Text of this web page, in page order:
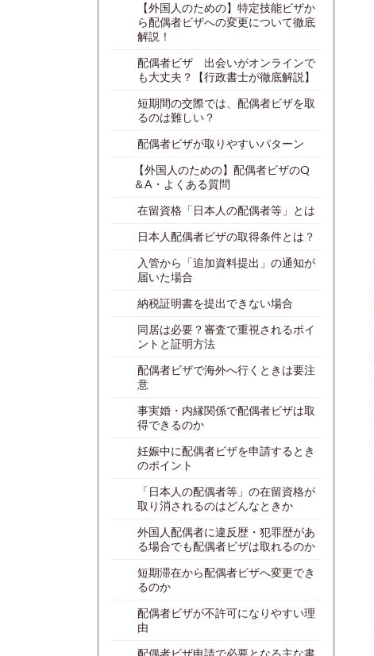
【外国人のための】特定技能ビザか
ら配偶者ビザへの変更について徹底
解説！
配偶者ビザ 出会いがオンラインで
も大丈夫？【行政書士が徹底解説】
短期間の交際では、配偶者ビザを取
るのは難しい？
配偶者ビザが取りやすいパターン
【外国人のための】配偶者ビザのQ
＆A・よくある質問
在留資格「日本人の配偶者等」とは
日本人配偶者ビザの取得条件とは？
入管から「追加資料提出」の通知が
届いた場合
納税証明書を提出できない場合
同居は必要？審査で重視されるポイ
ントと証明方法
配偶者ビザで海外へ行くときは要注
意
事実婚・内縁関係で配偶者ビザは取
得できるのか
妊娠中に配偶者ビザを申請するとき
のポイント
「日本人の配偶者等」の在留資格が
取り消されるのはどんなときか
外国人配偶者に違反歴・犯罪歴があ
る場合でも配偶者ビザは取れるのか
短期滞在から配偶者ビザへ変更でき
るのか
配偶者ビザが不許可になりやすい理
由